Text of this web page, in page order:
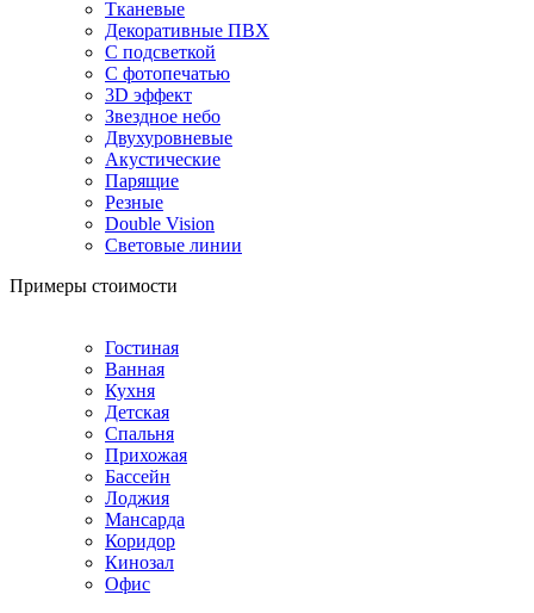
Тканевые
Декоративные ПВХ
С подсветкой
С фотопечатью
3D эффект
Звездное небо
Двухуровневые
Акустические
Парящие
Резные
Double Vision
Световые линии
Примеры стоимости
Гостиная
Ванная
Кухня
Детская
Спальня
Прихожая
Бассейн
Лоджия
Мансарда
Коридор
Кинозал
Офис